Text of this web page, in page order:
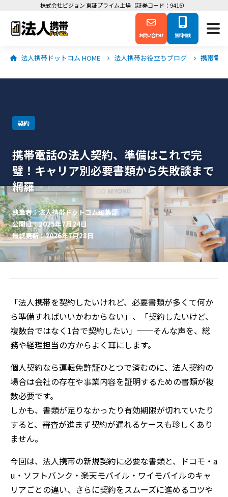
株式会社ビジョン 東証プライム上場（証券コード：9416）
お問い合わせ 無料相談
法人携帯ドットコム HOME 法人携帯お役立ちブログ 携帯電
契約
携帯電話の法人契約、準備はこれで完
璧！キャリア別必要書類から失敗談まで
網羅
執筆者：法人携帯ドットコム編集部
公開日：2025年7月24日
最終更新：2026年7月28日
「法人携帯を契約したいけれど、必要書類が多くて何か
ら準備すればいいかわからない」、「契約したいけど、
複数台ではなく1台で契約したい」──そんな声を、総
務や経理担当の方からよく耳にします。
個人契約なら運転免許証ひとつで済むのに、法人契約の
場合は会社の存在や事業内容を証明するための書類が複
数必要です。
しかも、書類が足りなかったり有効期限が切れていたり
すると、審査が進まず契約が遅れるケースも珍しくあり
ません。
今回は、法人携帯の新規契約に必要な書類と、ドコモ・a
u・ソフトバンク・楽天モバイル・ワイモバイルのキャ
リアごとの違い、さらに契約をスムーズに進めるコツや